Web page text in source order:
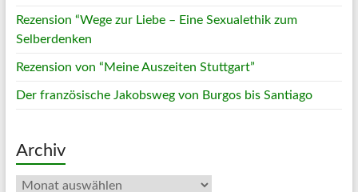
Rezension “Wege zur Liebe – Eine Sexualethik zum
Selberdenken
Rezension von “Meine Auszeiten Stuttgart”
Der französische Jakobsweg von Burgos bis Santiago
Archiv
Archiv